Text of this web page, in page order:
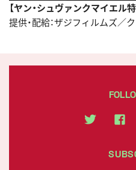
【ヤン・シュヴァンクマイエル特
提供・配給：ザジフィルムズ／